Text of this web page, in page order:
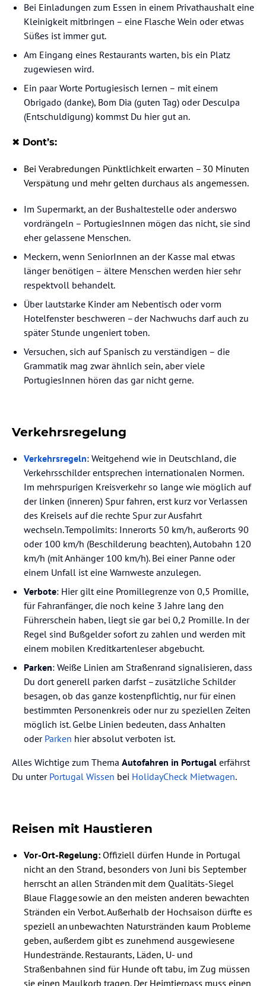
Bei Einladungen zum Essen in einem Privathaushalt eine
Kleinigkeit mitbringen – eine Flasche Wein oder etwas
Süßes ist immer gut.
Am Eingang eines Restaurants warten, bis ein Platz
zugewiesen wird.
Ein paar Worte Portugiesisch lernen – mit einem
Obrigado (danke), Bom Dia (guten Tag) oder Desculpa
(Entschuldigung) kommst Du hier gut an.
✖️ Dont’s:
Bei Verabredungen Pünktlichkeit erwarten – 30 Minuten
Verspätung und mehr gelten durchaus als angemessen.
Im Supermarkt, an der Bushaltestelle oder anderswo
vordrängeln – PortugiesInnen mögen das nicht, sie sind
eher gelassene Menschen.
Meckern, wenn SeniorInnen an der Kasse mal etwas
länger benötigen – ältere Menschen werden hier sehr
respektvoll behandelt.
Über lautstarke Kinder am Nebentisch oder vorm
Hotelfenster beschweren – der Nachwuchs darf auch zu
später Stunde ungeniert toben.
Versuchen, sich auf Spanisch zu verständigen – die
Grammatik mag zwar ähnlich sein, aber viele
PortugiesInnen hören das gar nicht gerne.
Verkehrsregelung
Verkehrsregeln: Weitgehend wie in Deutschland, die
Verkehrsschilder entsprechen internationalen Normen.
Im mehrspurigen Kreisverkehr so lange wie möglich auf
der linken (inneren) Spur fahren, erst kurz vor Verlassen
des Kreisels auf die rechte Spur zur Ausfahrt
wechseln. Tempolimits: Innerorts 50 km/h, außerorts 90
oder 100 km/h (Beschilderung beachten), Autobahn 120
km/h (mit Anhänger 100 km/h). Bei einer Panne oder
einem Unfall ist eine Warnweste anzulegen.
Verbote: Hier gilt eine Promillegrenze von 0,5 Promille,
für Fahranfänger, die noch keine 3 Jahre lang den
Führerschein haben, liegt sie gar bei 0,2 Promille. In der
Regel sind Bußgelder sofort zu zahlen und werden mit
einem mobilen Kreditkartenleser abgebucht.
Parken: Weiße Linien am Straßenrand signalisieren, dass
Du dort generell parken darfst – zusätzliche Schilder
besagen, ob das ganze kostenpflichtig, nur für einen
bestimmten Personenkreis oder nur zu speziellen Zeiten
möglich ist. Gelbe Linien bedeuten, dass Anhalten
oder Parken hier absolut verboten ist.
Alles Wichtige zum Thema Autofahren in Portugal erfährst
Du unter Portugal Wissen bei HolidayCheck Mietwagen.
Reisen mit Haustieren
Vor-Ort-Regelung: Offiziell dürfen Hunde in Portugal
nicht an den Strand, besonders von Juni bis September
herrscht an allen Stränden mit dem Qualitäts-Siegel
Blaue Flagge sowie an den meisten anderen bewachten
Stränden ein Verbot. Außerhalb der Hochsaison dürfte es
speziell an unbewachten Naturstränden kaum Probleme
geben, außerdem gibt es zunehmend ausgewiesene
Hundestrände. Restaurants, Läden, U- und
Straßenbahnen sind für Hunde oft tabu, im Zug müssen
sie einen Maulkorb tragen. Der Heimtierpass muss einen